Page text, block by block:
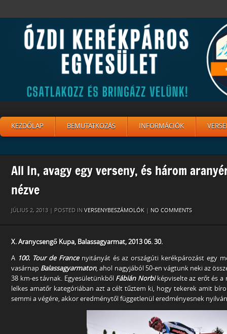
KEZDŐLAP BEMUTATKOZÁS INFORMÁCIÓK
All In, avagy egy verseny, és három
nézve
JÚLIUS 2, 2013 | POSTED IN VERSENYBESZÁMOLÓK NO COMMENTS
X. Aranycsengő Kupa, Balassagyarmat, 2013 06. 30.
A 100. Tour de Francenyitányát és az országúti kerékpározást egy
vasárnap Balassagyarmaton, ahol nagyjából 50-en vágtunk neki az
38 km-es távnak. Egyesületünkből Fábián Norbiképviselte az erőt és
lelkes amatőr kategóriában azt a célt tűztem ki, hogy tekerek amit
semmi a végére, akkor eredménytől függetlenül eredményesnek